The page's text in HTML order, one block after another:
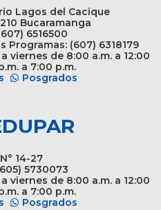
Lagos del Cacique
Bucaramanga
6516500
(607) 6318179
viernes de 8:00 a.m. a 12:00
a 7:00 p.m.
Posgrados
14-27
5730073
viernes de 8:00 a.m. a 12:00
a 7:00 p.m.
Posgrados